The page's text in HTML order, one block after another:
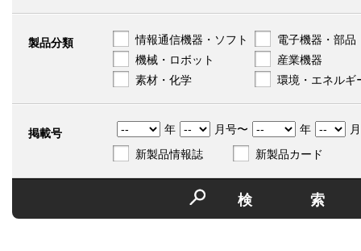
製品分類 情報通信機器・ソフト
電子機器・部品
機械・ロボット
産業機器
素材・化学
環境・エネルギ
掲載号 年 月号〜 年
新製品情報誌
新製品カード
検